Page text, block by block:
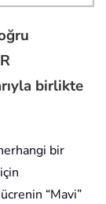
birlikte
bir
“Mavi”